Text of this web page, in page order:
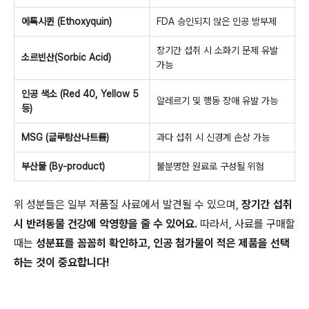
에톡시퀸 (Ethoxyquin) FDA 승인되지 않은 인공 방부제
소르빈산(Sorbic Acid)
장기간 섭취 시 소화기 문제 유발
가능
인공 색소 (Red 40, Yellow 5
등)
알레르기 및 행동 장애 유발 가능
MSG (글루탐산나트륨) 과다 섭취 시 신경계 손상 가능
부산물 (By-product) 불분명한 원료로 구성될 위험
위 성분들은 일부 저품질 사료에서 발견될 수 있으며, 장기간 섭취
시 반려동물 건강에 악영향을 줄 수 있어요. 따라서, 사료를 구매할
때는 성분표를 꼼꼼히 확인하고, 인공 첨가물이 적은 제품을 선택
하는 것이 중요합니다!